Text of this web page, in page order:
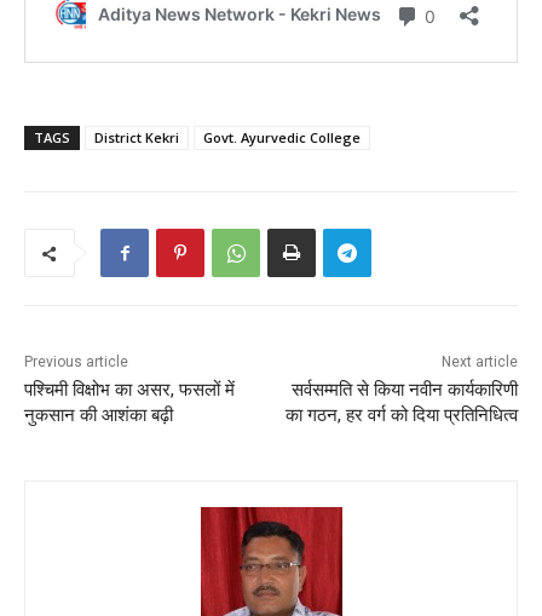
TAGS District Kekri Govt. Ayurvedic College
Previous article
पश्चिमी विक्षोभ का असर, फसलों में
नुकसान की आशंका बढ़ी
Next article
सर्वसम्मति से किया नवीन कार्यकारिणी
का गठन, हर वर्ग को दिया प्रतिनिधित्व